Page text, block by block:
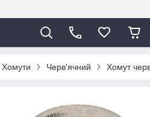
Хомути Черв'ячний Хомут